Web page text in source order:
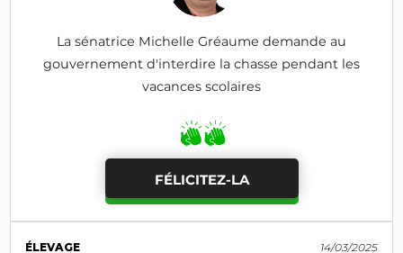
La sénatrice Michelle Gréaume demande au
gouvernement d'interdire la chasse pendant les
vacances scolaires
FÉLICITEZ-LA
ÉLEVAGE 14/03/2025